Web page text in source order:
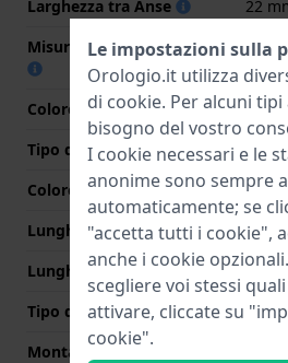
Larghezza tra Anse
22
Misura cinturino alla fibbia
18
Colore cinturino
Nero
Tipo di chiusura
Colore Chiusura
N/D
Lunghezza Parte Superiore
90
Lunghezza Parte Inferiore
125
Tipo di montatura
Montatura dritta
Le impostazioni sulla
Orologio.it utilizza
di cookie. Per alcuni
bisogno del vostro
I cookie necessari e le
anonime sono sempre
automaticamente; se
"accetta tutti i cookie",
anche i cookie
scegliere voi stessi
attivare, cliccate su
cookie".